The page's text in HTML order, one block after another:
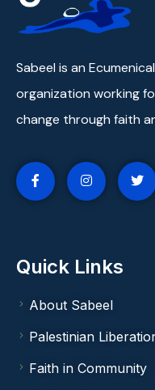
Sabeel is an
organization working
change through faith
Quick Links
About Sabeel
Palestinian
Faith in Community